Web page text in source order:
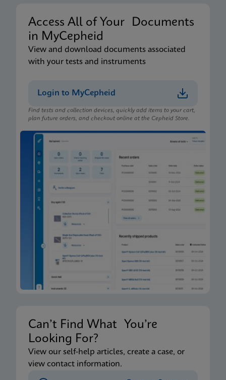
Access All of Your Documents
in MyCepheid
View and download documents associated
with your tests and instruments
Login to MyCepheid
Find tests and collection devices, quickly add items to your cart,
plan future orders, and checkout online at the Cepheid Store.
Can’t Find What You’re
Looking For?
View our self-help articles, create a case, or
view contact information.